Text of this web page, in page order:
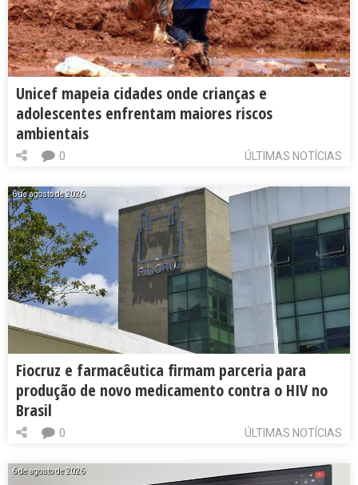
Unicef mapeia cidades onde crianças e
adolescentes enfrentam maiores riscos
ambientais
ÚLTIMAS NOTÍCIAS
0
6 de agosto de 2026
Fiocruz e farmacêutica firmam parceria para
produção de novo medicamento contra o HIV no
Brasil
ÚLTIMAS NOTÍCIAS
0
6 de agosto de 2026